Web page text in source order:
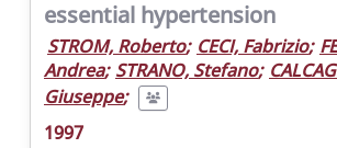
essential hypertension
STROM, Roberto; CECI, Fabrizio;
Andrea; STRANO, Stefano;
Giuseppe;
1997